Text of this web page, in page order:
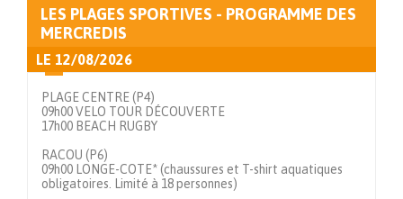
LES PLAGES SPORTIVES - PROGRAMME DES
MERCREDIS
LE 12/08/2026
PLAGE CENTRE (P4)
09h00 VELO TOUR DÉCOUVERTE
17h00 BEACH RUGBY
RACOU (P6)
09h00 LONGE-COTE* (chaussures et T-shirt aquatiques
obligatoires. Limité à 18 personnes)